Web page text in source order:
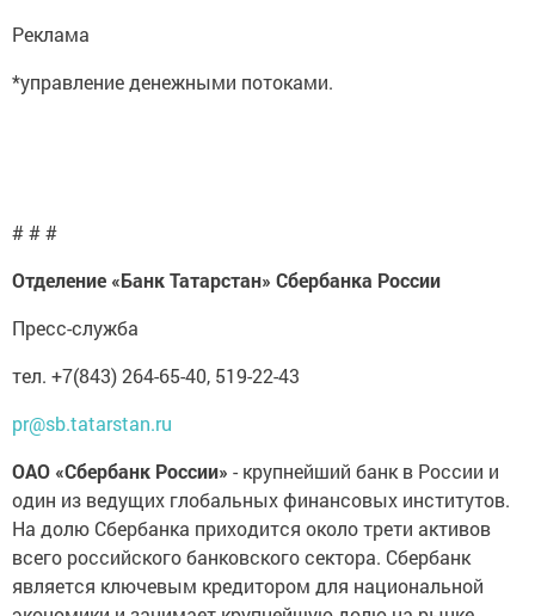
Реклама
*управление денежными потоками.
# # #
Отделение «Банк Татарстан» Сбербанка России
Пресс-служба
тел. +7(843) 264-65-40, 519-22-43
pr@sb.tatarstan.ru
ОАО «Сбербанк России» - крупнейший банк в России и
один из ведущих глобальных финансовых институтов.
На долю Сбербанка приходится около трети активов
всего российского банковского сектора. Сбербанк
является ключевым кредитором для национальной